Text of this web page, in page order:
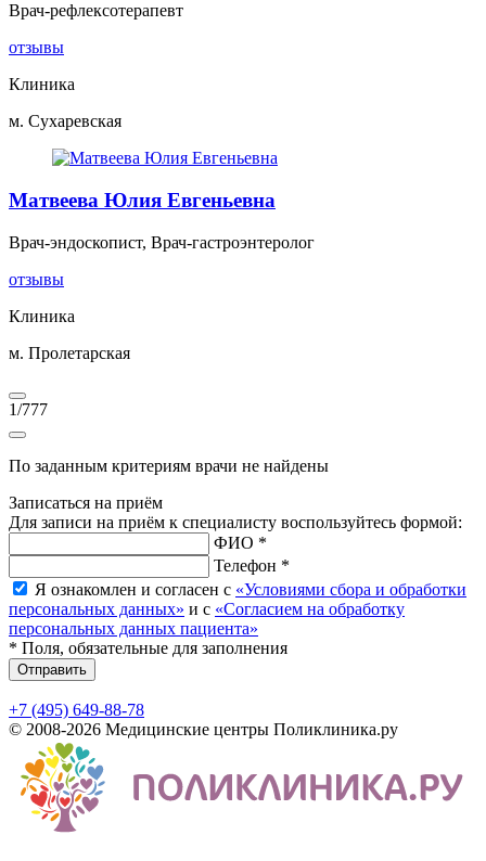
Врач-рефлексотерапевт
отзывы
Клиника
м. Сухаревская
Матвеева Юлия Евгеньевна
Врач-эндоскопист, Врач-гастроэнтеролог
отзывы
Клиника
м. Пролетарская
1/777
По заданным критериям врачи не найдены
Записаться на приём
Для записи на приём к специалисту воспользуйтесь формой:
ФИО *
Телефон *
Я ознакомлен и согласен с «Условиями сбора и обработки
персональных данных» и с «Согласием на обработку
персональных данных пациента»
* Поля, обязательные для заполнения
Отправить
+7 (495) 649-88-78
© 2008-2026 Медицинские центры Поликлиника.ру